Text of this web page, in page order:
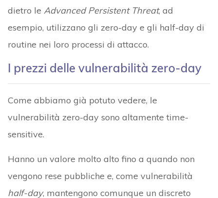
dietro le Advanced Persistent Threat, ad
esempio, utilizzano gli zero-day e gli half-day di
routine nei loro processi di attacco.
I prezzi delle vulnerabilità zero-day
Come abbiamo già potuto vedere, le
vulnerabilità zero-day sono altamente time-
sensitive.
Hanno un valore molto alto fino a quando non
vengono rese pubbliche e, come vulnerabilità
half-day, mantengono comunque un discreto